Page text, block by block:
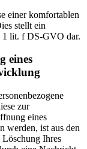
einer komfortablen
stellt ein
1 lit. f DS-GVO dar.
eines
zur
eines
werden, ist aus den
Ihres